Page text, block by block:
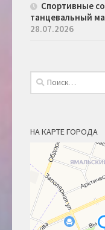
Спортивные
танцевальный
28.07.2026
Найти:
НА КАРТЕ ГОРОДА